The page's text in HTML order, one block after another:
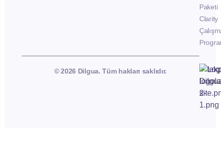
Paketi
Clarity
© 2026 Dilgua. Tüm hakları saklıdır.